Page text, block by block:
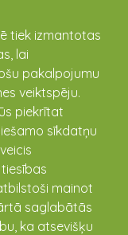
tiek izmantotas
lai
pakalpojumu
veiktspēju.
piekrītat
sīkdatņu
mainot
saglabātās
ka atsevišķu
ielā